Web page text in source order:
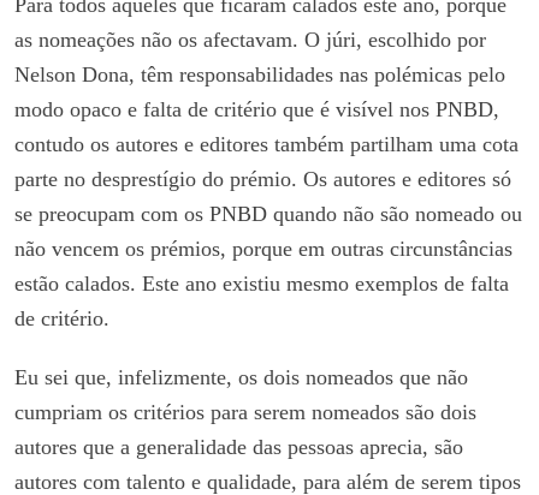
as nomeações não os afectavam. O júri, escolhido por
Nelson Dona, têm responsabilidades nas polémicas pelo
modo opaco e falta de critério que é visível nos PNBD,
contudo os autores e editores também partilham uma cota
parte no desprestígio do prémio. Os autores e editores só
se preocupam com os PNBD quando não são nomeado ou
não vencem os prémios, porque em outras circunstâncias
estão calados. Este ano existiu mesmo exemplos de falta
de critério.
Eu sei que, infelizmente, os dois nomeados que não
cumpriam os critérios para serem nomeados são dois
autores que a generalidade das pessoas aprecia, são
autores com talento e qualidade, para além de serem tipos